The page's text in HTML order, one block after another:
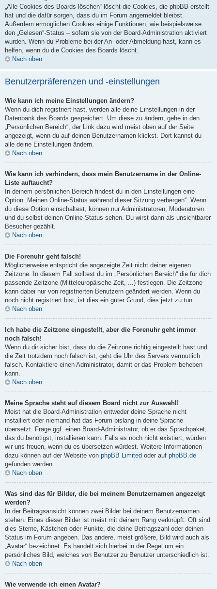
„Alle Cookies des Boards löschen“ löscht die Cookies, die phpBB erstellt
hat und die dafür sorgen, dass du im Forum angemeldet bleibst.
Außerdem ermöglichen Cookies einige Funktionen, wie beispielsweise
den „Gelesen“-Status – sofern sie von der Board-Administration aktiviert
wurden. Wenn du Probleme bei der An- oder Abmeldung hast, kann es
helfen, wenn du die Cookies des Boards löscht.
Nach oben
Benutzerpräferenzen und -einstellungen
Wie kann ich meine Einstellungen ändern?
Wenn du dich registriert hast, werden alle deine Einstellungen in der
Datenbank des Boards gespeichert. Um diese zu ändern, gehe in den
„Persönlichen Bereich“; der Link dazu wird meist oben auf der Seite
angezeigt, wenn du auf deinen Benutzernamen klickst. Dort kannst du
alle deine Einstellungen ändern.
Nach oben
Wie kann ich verhindern, dass mein Benutzername in der Online-
Liste auftaucht?
In deinem persönlichen Bereich findest du in den Einstellungen eine
Option „Meinen Online-Status während dieser Sitzung verbergen“. Wenn
du diese Option einschaltest, können nur Administratoren, Moderatoren
und du selbst deinen Online-Status sehen. Du wirst dann als unsichtbarer
Besucher gezählt.
Nach oben
Die Forenuhr geht falsch!
Möglicherweise entspricht die angezeigte Zeit nicht deiner eigenen
Zeitzone. In diesem Fall solltest du im „Persönlichen Bereich“ die für dich
passende Zeitzone (Mitteleuropäische Zeit, ...) festlegen. Die Zeitzone
kann dabei nur von registrierten Benutzern geändert werden. Wenn du
noch nicht registriert bist, ist dies ein guter Grund, dies jetzt zu tun.
Nach oben
Ich habe die Zeitzone eingestellt, aber die Forenuhr geht immer
noch falsch!
Wenn du dir sicher bist, dass du die Zeitzone richtig eingestellt hast und
die Zeit trotzdem noch falsch ist, geht die Uhr des Servers vermutlich
falsch. Kontaktiere einen Administrator, damit er das Problem beheben
kann.
Nach oben
Meine Sprache steht auf diesem Board nicht zur Auswahl!
Meist hat die Board-Administration entweder deine Sprache nicht
installiert oder niemand hat das Forum bislang in deine Sprache
übersetzt. Frage ggf. einen Board-Administrator, ob er das Sprachpaket,
das du benötigst, installieren kann. Falls es noch nicht existiert, würden
wir uns freuen, wenn du es übersetzen würdest. Weitere Informationen
dazu können auf der Website von phpBB Limited oder auf phpBB.de
gefunden werden.
Nach oben
Was sind das für Bilder, die bei meinem Benutzernamen angezeigt
werden?
In der Beitragsansicht können zwei Bilder bei deinem Benutzernamen
stehen. Eines dieser Bilder ist meist mit deinem Rang verknüpft: Oft sind
dies Sterne, Kästchen oder Punkte, die deine Beitragszahl oder deinen
Status im Forum angeben. Das andere, meist größere, Bild wird auch als
„Avatar“ bezeichnet. Es handelt sich hierbei in der Regel um ein
persönliches Bild, welches von Benutzer zu Benutzer unterschiedlich ist.
Nach oben
Wie verwende ich einen Avatar?